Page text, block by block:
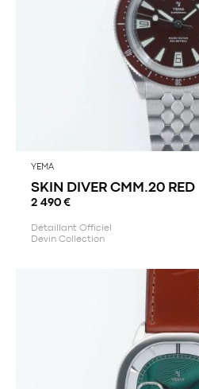
YEMA
SKIN DIVER CMM.20 RED
2 490 €
Détaillant Officiel
Devin Collection